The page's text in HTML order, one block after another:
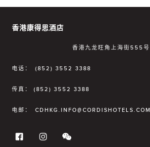
香港康得思酒店
香港九龙旺角上海街555号
电话： (852) 3552 3388
传真： (852) 3552 3388
电邮： CDHKG.INFO@CORDISHOTELS.COM